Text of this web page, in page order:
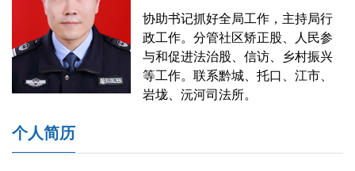
协助书记抓好全局工作，主持局行
政工作。分管社区矫正股、人民参
与和促进法治股、信访、乡村振兴
等工作。联系黔城、托口、江市、
岩垅、沅河司法所。
个人简历